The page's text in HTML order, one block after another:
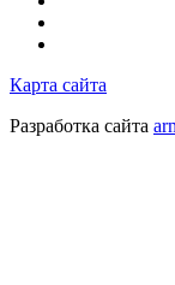
Карта сайта
Разработка сайта